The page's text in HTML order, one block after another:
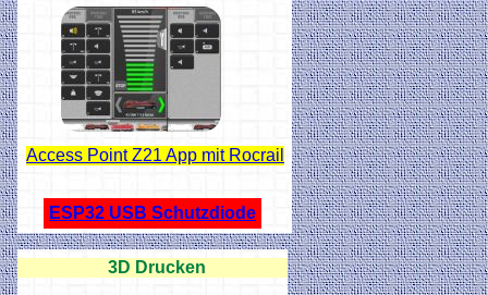
Access Point Z21 App mit Rocrail
ESP32 USB Schutzdiode
3D Drucken